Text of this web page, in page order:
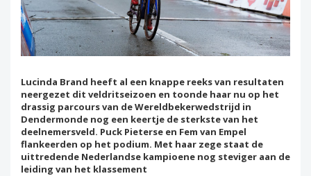
Lucinda Brand heeft al een knappe reeks van resultaten
neergezet dit veldritseizoen en toonde haar nu op het
drassig parcours van de Wereldbekerwedstrijd in
Dendermonde nog een keertje de sterkste van het
deelnemersveld. Puck Pieterse en Fem van Empel
flankeerden op het podium. Met haar zege staat de
uittredende Nederlandse kampioene nog steviger aan de
leiding van het klassement